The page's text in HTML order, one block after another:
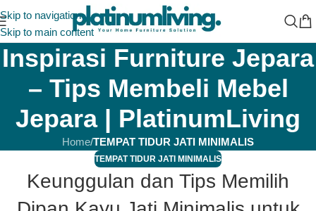
Skip to navigation
Skip to main content
Inspirasi Furniture Jepara
– Tips Membeli Mebel
Jepara | PlatinumLiving
Home/TEMPAT TIDUR JATI MINIMALIS
TEMPAT TIDUR JATI MINIMALIS
Keunggulan dan Tips Memilih